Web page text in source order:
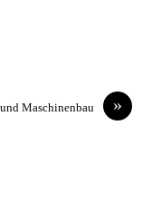
»
Maschinenbau